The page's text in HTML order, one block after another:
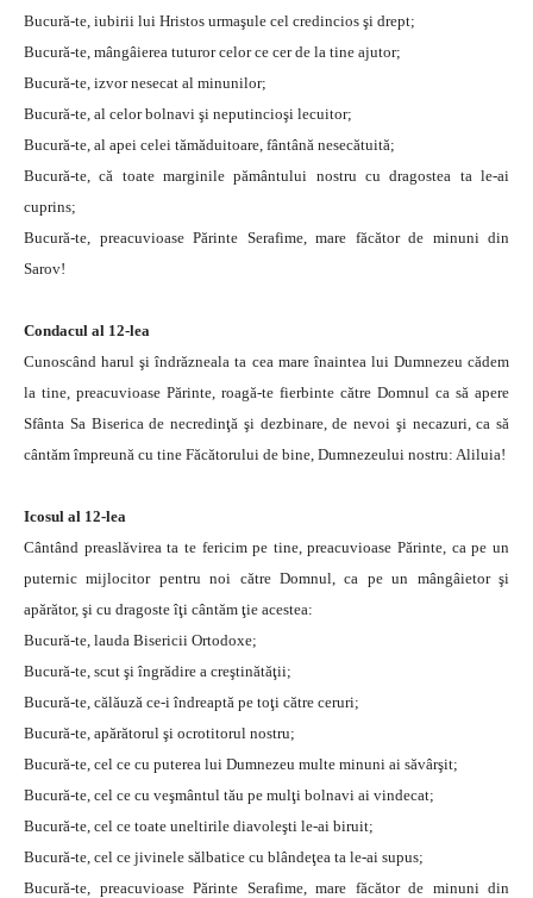
Bucură-te, iubirii lui Hristos urmaşule cel credincios şi drept;
Bucură-te, mângâierea tuturor celor ce cer de la tine ajutor;
Bucură-te, izvor nesecat al minunilor;
Bucură-te, al celor bolnavi şi neputincioşi lecuitor;
Bucură-te, al apei celei tămăduitoare, fântână nesecătuită;
Bucură-te, că toate marginile pământului nostru cu dragostea ta le-ai
cuprins;
Bucură-te, preacuvioase Părinte Serafime, mare făcător de minuni din
Sarov!
Condacul al 12-lea
Cunoscând harul şi îndrăzneala ta cea mare înaintea lui Dumnezeu cădem
la tine, preacuvioase Părinte, roagă-te fierbinte către Domnul ca să apere
Sfânta Sa Biserica de necredinţă şi dezbinare, de nevoi şi necazuri, ca să
cântăm împreună cu tine Făcătorului de bine, Dumnezeului nostru: Aliluia!
Icosul al 12-lea
Cântând preaslăvirea ta te fericim pe tine, preacuvioase Părinte, ca pe un
puternic mijlocitor pentru noi către Domnul, ca pe un mângâietor şi
apărător, şi cu dragoste îţi cântăm ţie acestea:
Bucură-te, lauda Bisericii Ortodoxe;
Bucură-te, scut şi îngrădire a creştinătăţii;
Bucură-te, călăuză ce-i îndreaptă pe toţi către ceruri;
Bucură-te, apărătorul şi ocrotitorul nostru;
Bucură-te, cel ce cu puterea lui Dumnezeu multe minuni ai săvârşit;
Bucură-te, cel ce cu veşmântul tău pe mulţi bolnavi ai vindecat;
Bucură-te, cel ce toate uneltirile diavoleşti le-ai biruit;
Bucură-te, cel ce jivinele sălbatice cu blândeţea ta le-ai supus;
Bucură-te, preacuvioase Părinte Serafime, mare făcător de minuni din